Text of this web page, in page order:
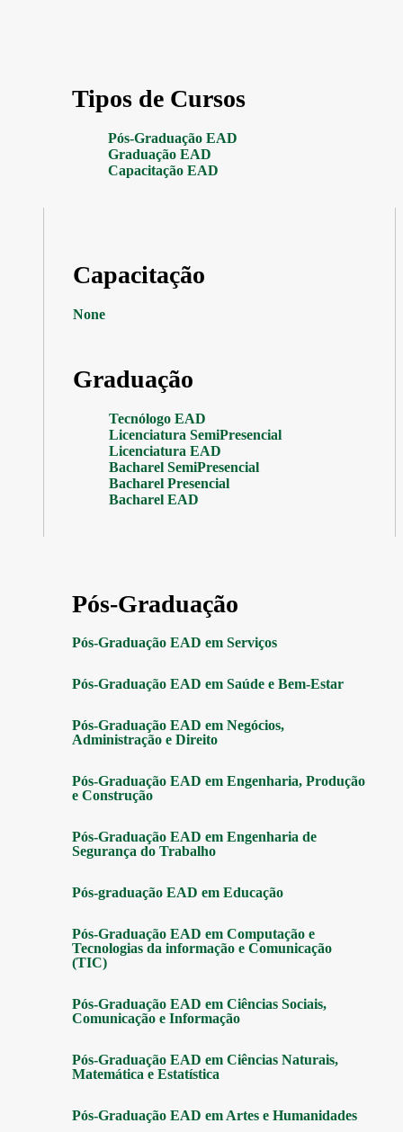
Tipos de Cursos
Pós-Graduação EAD
Graduação EAD
Capacitação EAD
Capacitação
None
Graduação
Tecnólogo EAD
Licenciatura SemiPresencial
Licenciatura EAD
Bacharel SemiPresencial
Bacharel Presencial
Bacharel EAD
Pós-Graduação
Pós-Graduação EAD em Serviços
Pós-Graduação EAD em Saúde e Bem-Estar
Pós-Graduação EAD em Negócios,
Administração e Direito
Pós-Graduação EAD em Engenharia, Produção
e Construção
Pós-Graduação EAD em Engenharia de
Segurança do Trabalho
Pós-graduação EAD em Educação
Pós-Graduação EAD em Computação e
Tecnologias da informação e Comunicação
(TIC)
Pós-Graduação EAD em Ciências Sociais,
Comunicação e Informação
Pós-Graduação EAD em Ciências Naturais,
Matemática e Estatística
Pós-Graduação EAD em Artes e Humanidades